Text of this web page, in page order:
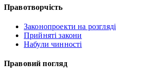
Правотворчість
Законопроекти на розгляді
Прийняті закони
Набули чинності
Правовий погляд